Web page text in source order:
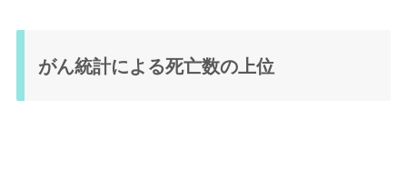
がん統計による死亡数の上位